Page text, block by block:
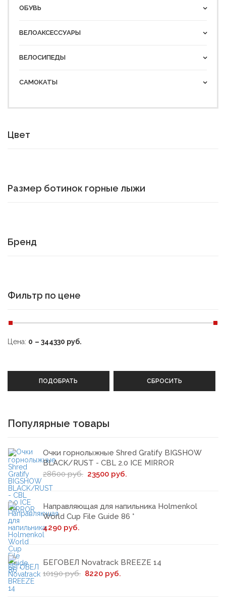
ОБУВЬ
ВЕЛОАКСЕССУАРЫ
ВЕЛОСИПЕДЫ
САМОКАТЫ
Цвет
Размер ботинок горные лыжи
Бренд
Фильтр по цене
Цена: 0 – 344330 руб.
ПОДОБРАТЬ СБРОСИТЬ
Популярные товары
Очки горнолыжные Shred Gratify BIGSHOW
BLACK/RUST - CBL 2.0 ICE MIRROR
28600 руб. 23500 руб.
Направляющая для напильника Holmenkol
World Cup File Guide 86 °
4290 руб.
БЕГОВЕЛ Novatrack BREEZE 14
10190 руб. 8220 руб.